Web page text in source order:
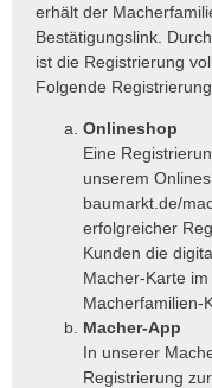
erhält der
Bestätigungslink.
ist die Registrierung
Folgende
Onlineshop
Eine
unserem
baumarkt.de/
erfolgreicher
Kunden die
Macher-Karte
Macherfamilien-
Macher-App
In unserer
Registrierung